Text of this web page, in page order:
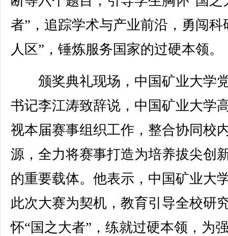
者”，追踪学术与产业前沿，勇闯科
人区”，锤炼服务国家的过硬本领。
颁奖典礼现场，中国矿业大学
书记李江涛致辞说，中国矿业大学
视本届赛事组织工作，整合协同校
源，全力将赛事打造为培养拔尖创
的重要载体。他表示，中国矿业大
此次大赛为契机，教育引导全校研
怀“国之大者”，练就过硬本领，为